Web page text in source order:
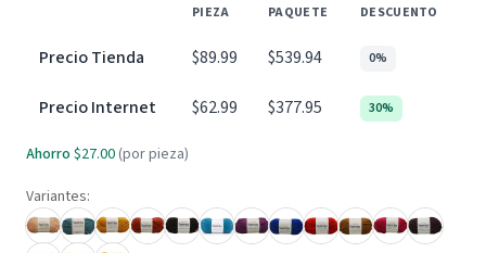
PIEZA PAQUETE DESCUENTO
Precio Tienda $89.99 $539.94 0%
Precio Internet $62.99 $377.95 30%
Ahorro $27.00 (por pieza)
Variantes: